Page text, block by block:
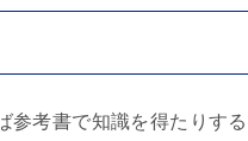
参考書で知識を得たりする